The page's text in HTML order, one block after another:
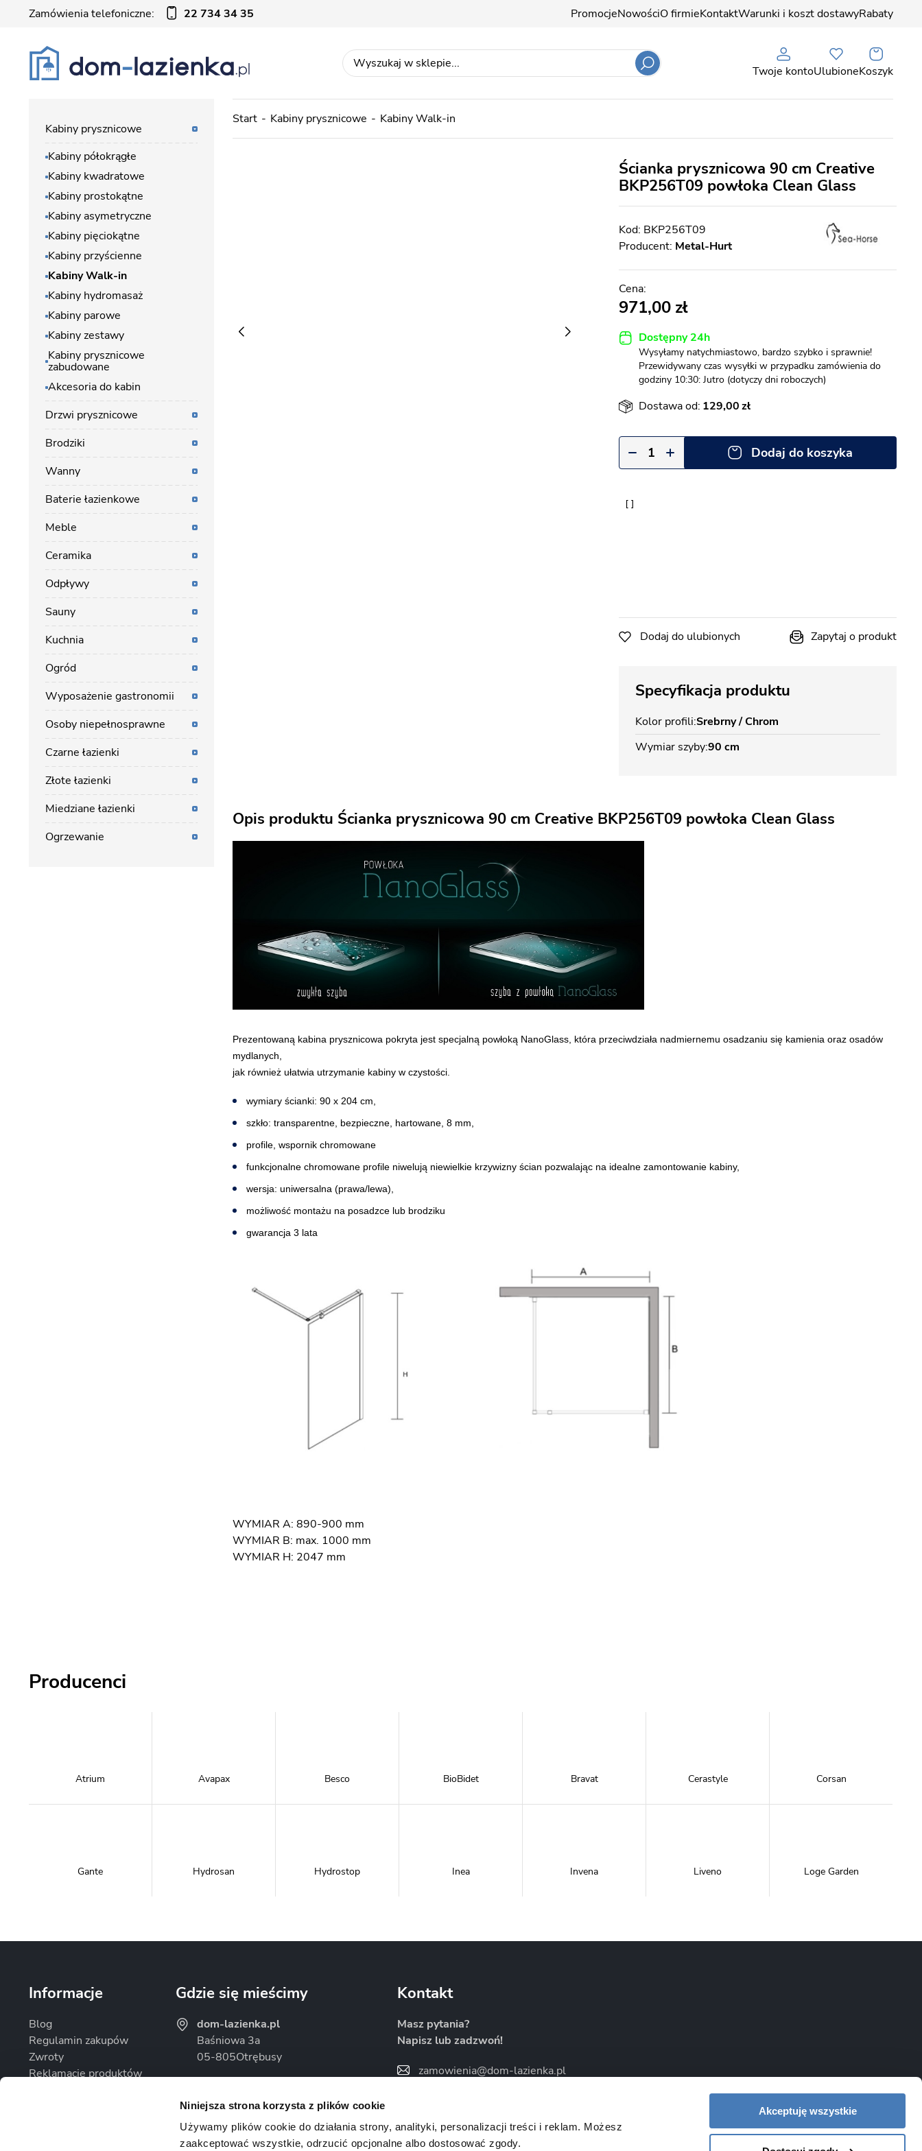
Niniejsza strona korzysta z plików cookie
Używamy plików cookie do działania strony, analityki, personalizacji treści i reklam. Możesz
zaakceptować wszystkie, odrzucić opcjonalne albo dostosować zgody.
Akceptuję wszystkie
Zamówienia telefoniczne: 22 734 34 35 PromocjeNowościO firmieKontaktWarunki i koszt dostawyRabaty
Twoje kontoUlubioneKoszyk
Start Kabiny prysznicowe Kabiny Walk-in
Ścianka prysznicowa 90 cm Creative
BKP256T09 powłoka Clean Glass
BKP256T09
Producent: Metal-Hurt
971,00
Dostępny 24h
Wysyłamy natychmiastowo, bardzo szybko i sprawnie!
Przewidywany czas wysyłki w przypadku zamówienia do
godziny 10:30: Jutro (dotyczy dni roboczych)
Dostawa od: 129,00
Dodaj do koszyka
Dodaj do ulubionych Zapytaj o produkt
Specyfikacja produktu
Kolor profili Srebrny / Chrom
Wymiar szyby90 cm
Opis produktu Ścianka prysznicowa 90 cm Creative BKP256T09 powłoka Clean Glass
Prezentowaną kabina prysznicowa pokryta jest specjalną powłoką NanoGlass, która przeciwdziała nadmiernemu osadzaniu się kamienia oraz osadów
mydlanych,
jak również ułatwia utrzymanie kabiny w czystości.
wymiary ścianki: 90 x 204 cm,
szkło: transparentne, bezpieczne, hartowane, 8 mm,
profile, wspornik chromowane
funkcjonalne chromowane profile niwelują niewielkie krzywizny ścian pozwalając na idealne zamontowanie kabiny,
wersja: uniwersalna (prawa/lewa),
możliwość montażu na posadzce lub brodziku
gwarancja 3 lata
WYMIAR A: 890-900 mm
WYMIAR B: max. 1000 mm
WYMIAR H: 2047 mm
Kabiny prysznicowe
Kabiny półokrągłe
Kabiny kwadratowe
Kabiny prostokątne
Kabiny asymetryczne
Kabiny pięciokątne
Kabiny przyścienne
Kabiny Walk-in
Kabiny hydromasaż
Kabiny parowe
Kabiny zestawy
Kabiny prysznicowe
zabudowane
Akcesoria do kabin
Drzwi prysznicowe
Brodziki
Wanny
Baterie łazienkowe
Meble
Ceramika
Odpływy
Sauny
Kuchnia
Ogród
Wyposażenie gastronomii
Osoby niepełnosprawne
Czarne łazienki
Złote łazienki
Miedziane łazienki
Ogrzewanie
Producenci
Atrium Avapax Besco BioBidet Bravat Cerastyle Corsan
Gante Hydrosan Hydrostop Inea Invena Liveno Loge Garden
Rea
Informacje
Blog
Regulamin zakupów
Zwroty
Reklamacje produktów
Gdzie się mieścimy
dom-lazienka.pl
Baśniowa 3a
05-805Otrębusy
Pon. - Pt.: 08:00 - 16:00
Sob.: Zamknięte
Kontakt
Masz pytania?
Napisz lub zadzwoń!
zamowienia@dom-lazienka.pl
Znajdź nas na